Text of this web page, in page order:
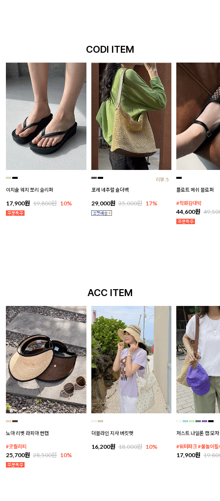
CODI ITEM
이지솔 웨지 쪼리 슬리퍼
17,900원 19,800원 10%
리뷰:5
포레 네추럴 숄더백
29,000원 35,000원 17%
플로트 메쉬 블로퍼
#착화감대박
44,600원
ACC ITEM
노아 리벳 라피아 썬캡
#굿퀄리티
25,700원 28,500원 10%
더블라인 지사 버킷햇
16,200원 18,000원 10%
저스트 나일론 캡 모자
#워터파크 #물놀이필
17,900원